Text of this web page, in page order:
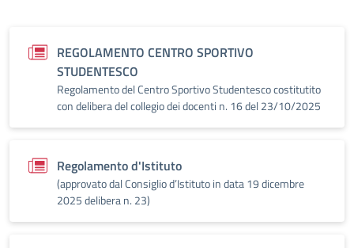
REGOLAMENTO CENTRO SPORTIVO
STUDENTESCO
Regolamento del Centro Sportivo Studentesco costitutito
con delibera del collegio dei docenti n. 16 del 23/10/2025
Regolamento d'Istituto
(approvato dal Consiglio d’Istituto in data 19 dicembre
2025 delibera n. 23)